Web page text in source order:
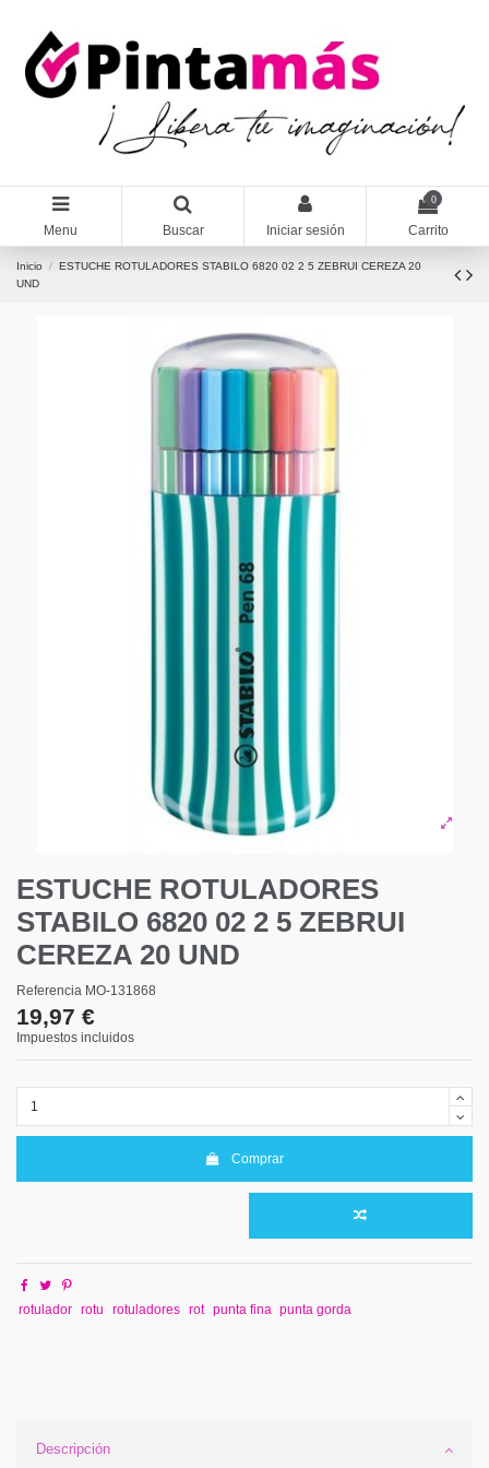
Menu Buscar Iniciar sesión
0
Carrito
Inicio
ESTUCHE ROTULADORES STABILO 6820 02 2 5 ZEBRUI CEREZA 20
UND
ESTUCHE ROTULADORES
STABILO 6820 02 2 5 ZEBRUI
CEREZA 20 UND
Referencia MO-131868
19,97 €
Impuestos incluidos
Comprar
rotulador rotu rotuladores rot punta fina punta gorda
Descripción